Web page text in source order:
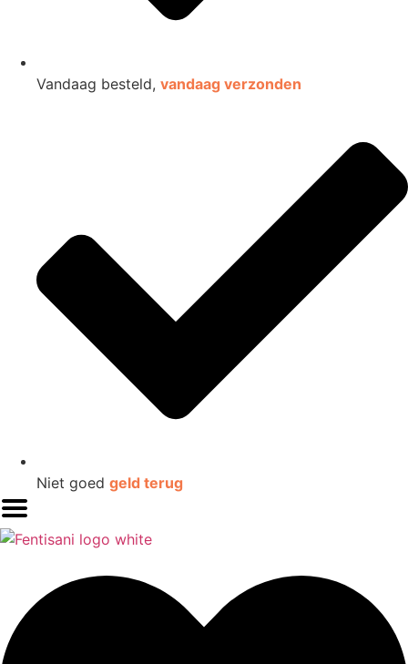
Vandaag besteld, vandaag verzonden
Niet goed geld terug